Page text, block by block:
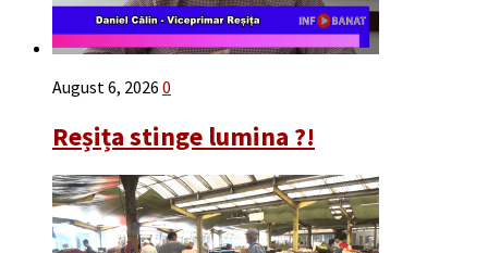
August 6, 2026 0
Reșița stinge lumina ?!